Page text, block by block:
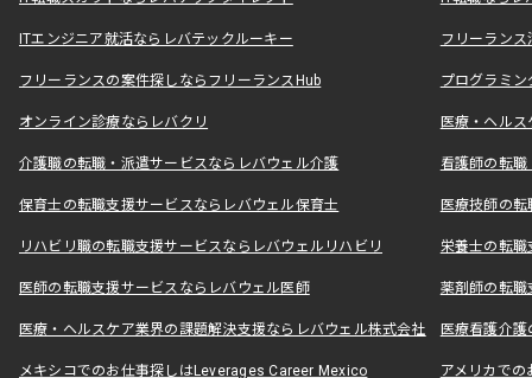
ITエンジニア就活ならレバテックルーキー フリーラン
フリーランスの案件探しならフリーランスHub プログラミ
オンライン診療ならレバクリ 医療・ヘル
介護職の転職・派遣サービスならレバウェル介護 看護師の転
保育士の転職支援サービスならレバウェル保育士 医療技師の
リハビリ職の転職支援サービスならレバウェルリハビリ 栄養士の転
医師の転職支援サービスならレバウェル医師 薬剤師の転
医療・ヘルスケア業界の課題解決支援ならレバウェル株式会社 医療看護介
メキシコでのお仕事探しはLeverages Career Mexico アメリカで